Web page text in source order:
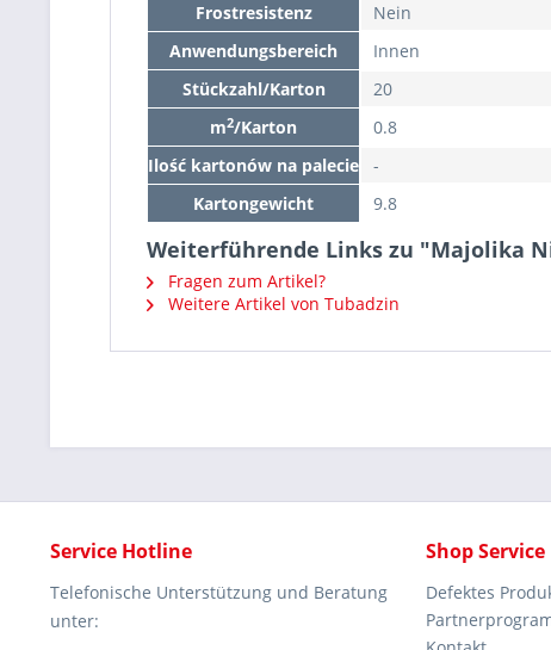
Frostresistenz
Nein
Anwendungsbereich
Innen
Stückzahl/Karton
20
m2/Karton
0.8
Ilość kartonów na palecie
-
Kartongewicht
9.8
Weiterführende Links zu "Majolika
Fragen zum Artikel?
Weitere Artikel von Tubadzin
Service Hotline
Telefonische Unterstützung und Beratung
unter:
Shop Service
Defektes